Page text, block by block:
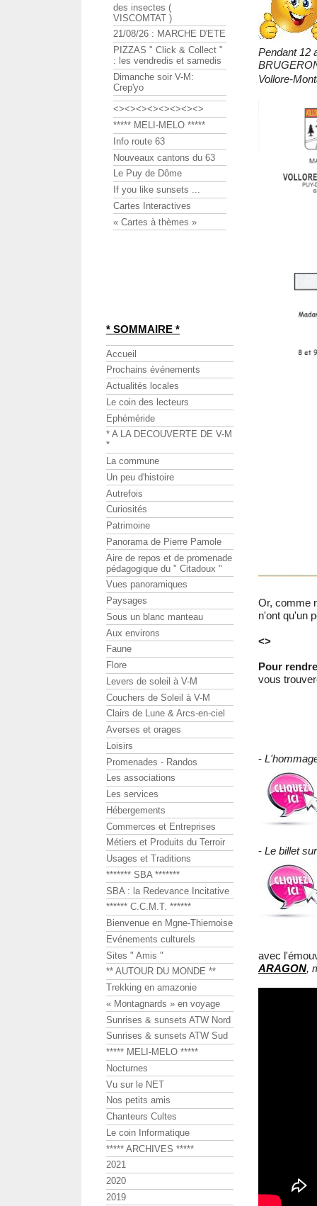
Pendant 12
Vollore-
Or, comme
n'ont qu'un
<>
Pour
vous
-
- Le billet
avec
ARAGON,
des insectes (
VISCOMTAT )
21/08/26 : MARCHE D'ETE
PIZZAS " Click & Collect "
: les vendredis et samedis
Dimanche soir V-M:
Crep'yo
<><><><><><><><>
***** MELI-MELO *****
Info route 63
Nouveaux cantons du 63
Le Puy de Dôme
If you like sunsets ...
Cartes Interactives
« Cartes à thèmes »
* SOMMAIRE *
Accueil
Prochains événements
Actualités locales
Le coin des lecteurs
Ephéméride
* A LA DECOUVERTE DE V-M
*
La commune
Un peu d'histoire
Autrefois
Curiosités
Patrimoine
Panorama de Pierre Pamole
Aire de repos et de promenade
pédagogique du " Citadoux "
Vues panoramiques
Paysages
Sous un blanc manteau
Aux environs
Faune
Flore
Levers de soleil à V-M
Couchers de Soleil à V-M
Clairs de Lune & Arcs-en-ciel
Averses et orages
Loisirs
Promenades - Randos
Les associations
Les services
Hébergements
Commerces et Entreprises
Métiers et Produits du Terroir
Usages et Traditions
******* SBA *******
SBA : la Redevance Incitative
****** C.C.M.T. ******
Bienvenue en Mgne-Thiernoise
Evénements culturels
Sites " Amis "
** AUTOUR DU MONDE **
Trekking en amazonie
« Montagnards » en voyage
Sunrises & sunsets ATW Nord
Sunrises & sunsets ATW Sud
***** MELI-MELO *****
Nocturnes
Vu sur le NET
Nos petits amis
Chanteurs Cultes
Le coin Informatique
***** ARCHIVES *****
2021
2020
2019